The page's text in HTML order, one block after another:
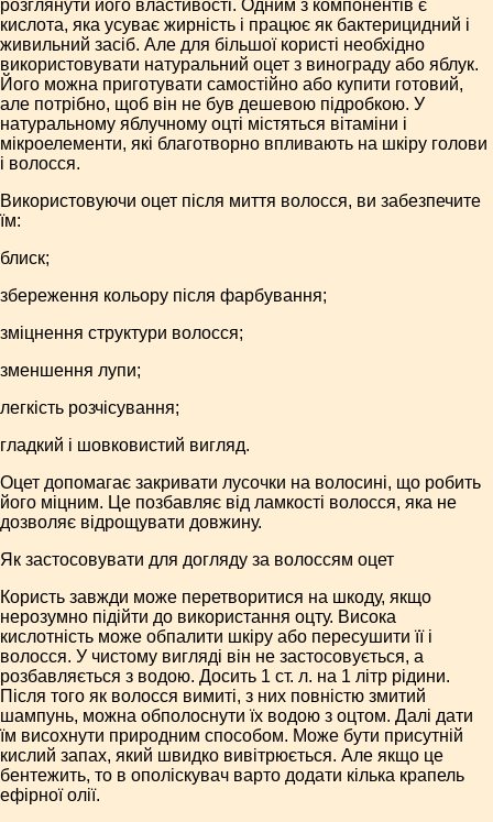
розглянути його властивості. Одним з компонентів є
кислота, яка усуває жирність і працює як бактерицидний і
живильний засіб. Але для більшої користі необхідно
використовувати натуральний оцет з винограду або яблук.
Його можна приготувати самостійно або купити готовий,
але потрібно, щоб він не був дешевою підробкою. У
натуральному яблучному оцті містяться вітаміни і
мікроелементи, які благотворно впливають на шкіру голови
і волосся.
Використовуючи оцет після миття волосся, ви забезпечите
їм:
блиск;
збереження кольору після фарбування;
зміцнення структури волосся;
зменшення лупи;
легкість розчісування;
гладкий і шовковистий вигляд.
Оцет допомагає закривати лусочки на волосині, що робить
його міцним. Це позбавляє від ламкості волосся, яка не
дозволяє відрощувати довжину.
Як застосовувати для догляду за волоссям оцет
Користь завжди може перетворитися на шкоду, якщо
нерозумно підійти до використання оцту. Висока
кислотність може обпалити шкіру або пересушити її і
волосся. У чистому вигляді він не застосовується, а
розбавляється з водою. Досить 1 ст. л. на 1 літр рідини.
Після того як волосся вимиті, з них повністю змитий
шампунь, можна обполоснути їх водою з оцтом. Далі дати
їм висохнути природним способом. Може бути присутній
кислий запах, який швидко вивітрюється. Але якщо це
бентежить, то в ополіскувач варто додати кілька крапель
ефірної олії.